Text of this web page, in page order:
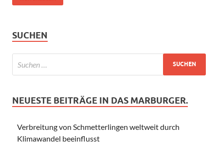
SUCHEN
NEUESTE BEITRÄGE IN DAS MARBURGER.
Verbreitung von Schmetterlingen weltweit durch
Klimawandel beeinflusst